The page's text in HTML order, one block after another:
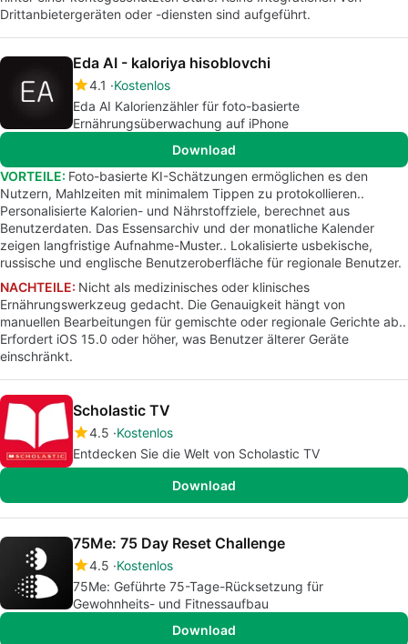
Drittanbietergeräten oder -diensten sind aufgeführt.
Eda AI - kaloriya hisoblovchi
4.1
Kostenlos
Eda AI Kalorienzähler für foto-basierte
Ernährungsüberwachung auf iPhone
Download
VORTEILE: Foto-basierte KI-Schätzungen ermöglichen es den
Nutzern, Mahlzeiten mit minimalem Tippen zu protokollieren..
Personalisierte Kalorien- und Nährstoffziele, berechnet aus
Benutzerdaten. Das Essensarchiv und der monatliche Kalender
zeigen langfristige Aufnahme-Muster.. Lokalisierte usbekische,
russische und englische Benutzeroberfläche für regionale Benutzer.
NACHTEILE: Nicht als medizinisches oder klinisches
Ernährungswerkzeug gedacht. Die Genauigkeit hängt von
manuellen Bearbeitungen für gemischte oder regionale Gerichte ab..
Erfordert iOS 15.0 oder höher, was Benutzer älterer Geräte
einschränkt.
Scholastic TV
4.5 Kostenlos
Entdecken Sie die Welt von Scholastic TV
Download
75Me: 75 Day Reset Challenge
4.5 Kostenlos
75Me: Geführte 75-Tage-Rücksetzung für
Gewohnheits- und Fitnessaufbau
Download